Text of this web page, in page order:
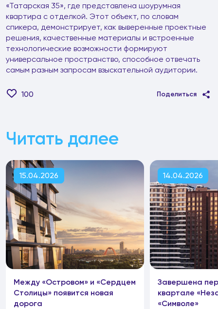
«Татарская 35», где представлена шоурумная
квартира с отделкой. Этот объект, по словам
спикера, демонстрирует, как выверенные проектные
решения, качественные материалы и встроенные
технологические возможности формируют
универсальное пространство, способное отвечать
самым разным запросам взыскательной аудитории.
100 Поделиться
Читать далее
15.04.2026
Между «Островом» и «Сердцем
Столицы» появится новая
дорога
14.04.2026
Завершена
квартале
«Символе»